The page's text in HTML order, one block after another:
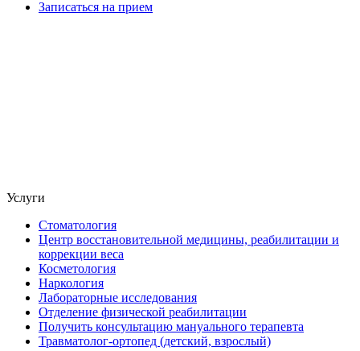
Записаться на прием
Услуги
Стоматология
Центр восстановительной медицины, реабилитации и
коррекции веса
Косметология
Наркология
Лабораторные исследования
Отделение физической реабилитации
Получить консультацию мануального терапевта
Травматолог-ортопед (детский, взрослый)